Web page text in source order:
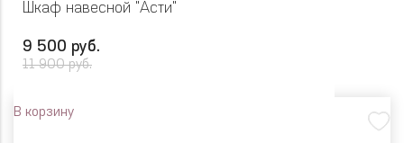
Шкаф навесной "Асти"
9 500 руб.
11 900 руб.
В корзину